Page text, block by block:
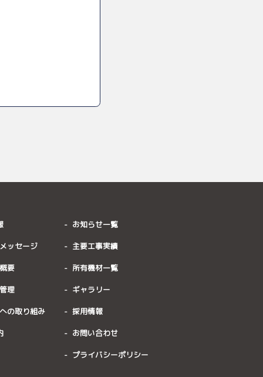
ッセージ
要
理
の取り組み
お知らせ一覧
主要工事実績
所有機材一覧
ギャラリー
採用情報
お問い合わせ
プライバシーポリシー